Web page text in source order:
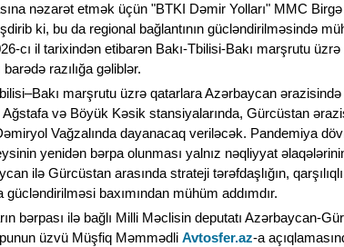
nəzarət etmək üçün "BTKI Dəmir Yolları" MMC
ki, bu da regional bağlantının gücləndirilməsində
cı il tarixindən etibarən Bakı-Tbilisi-Bakı marşrutu
barədə razılığa gəliblər.
marşrutu üzrə qatarlara Azərbaycan
və Böyük Kəsik stansiyalarında, Gürcüstan
Vağzalında dayanacaq veriləcək. Pandemiya
yenidən bərpa olunması yalnız nəqliyyat
ilə Gürcüstan arasında strateji tərəfdaşlığın,
gücləndirilməsi baxımından mühüm addımdır.
bərpası ilə bağlı Milli Məclisin deputatı Azərbaycan-
üzvü Müşfiq Məmmədli Avtosfer.az-a